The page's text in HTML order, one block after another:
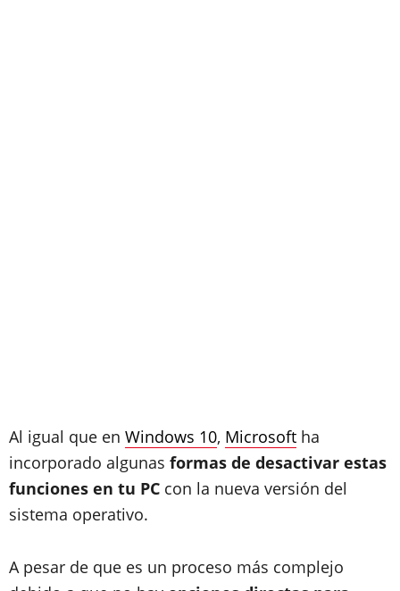
Al igual que en Windows 10, Microsoft ha
incorporado algunas formas de desactivar estas
funciones en tu PC con la nueva versión del
sistema operativo.
A pesar de que es un proceso más complejo